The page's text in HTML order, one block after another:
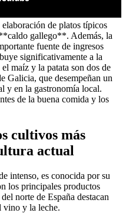
de platos típicos
gallego**. Además, la
fuente de ingresos
significativamente a la
maíz y la patata son dos de
Galicia, que desempeñan un
y en la gastronomía local.
de la buena comida y los
cultivos más
actual
intenso, es conocida por su
los principales productos
norte de España destacan
vino y la leche.